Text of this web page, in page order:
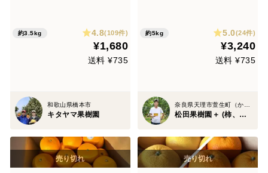
約3.5kg 4.8(109件)
¥1,680
送料 ¥735
和歌山県橋本市
キタヤマ果樹園
約5kg 5.0(24件)
¥3,240
送料 ¥735
奈良県天理市萱生町（かよう）
松田果樹園＋ (柿、八朔、キウイ)